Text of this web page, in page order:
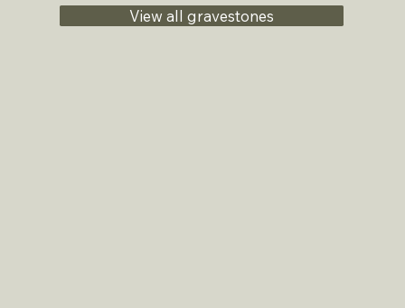
View all gravestones